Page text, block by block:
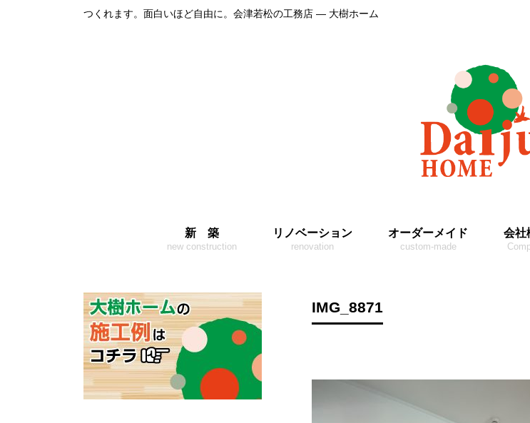
つくれます。面白いほど自由に。会津若松の工務店 ― 大樹ホーム
新 築
new construction
リノベーション
renovation
オーダーメイド
custom-made
会社
IMG_8871